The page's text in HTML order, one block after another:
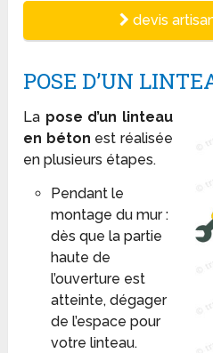
devis
POSE D’UN
La pose d’un linteau
en béton est réalisée
en plusieurs étapes.
Pendant le
montage du mur :
dès que la partie
haute de
l’ouverture est
atteinte, dégager
de l’espace pour
votre linteau.